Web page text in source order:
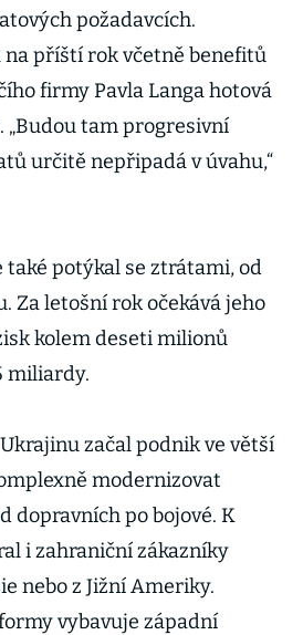
požadavcích.
příští rok včetně benefitů
firmy Pavla Langa hotová
„Budou tam progresivní
určitě nepřipadá v úvahu,“
také potýkal se ztrátami, od
Za letošní rok očekává jeho
kolem deseti milionů
miliardy.
začal podnik ve větší
modernizovat
dopravních po bojové. K
i zahraniční zákazníky
nebo z Jižní Ameriky.
vybavuje západní